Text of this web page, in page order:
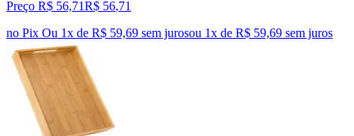
Preço R$ 56,71R$ 56,71
no Pix Ou 1x de R$ 59,69 sem jurosou 1x de R$ 59,69 sem juros